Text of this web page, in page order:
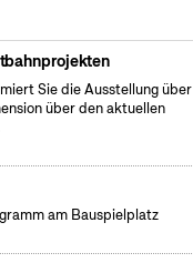
Sie die Ausstellung über
über den aktuellen
am Bauspielplatz